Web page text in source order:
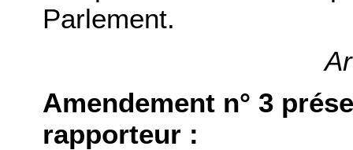
Parlement.
Amendement n° 3
rapporteur :